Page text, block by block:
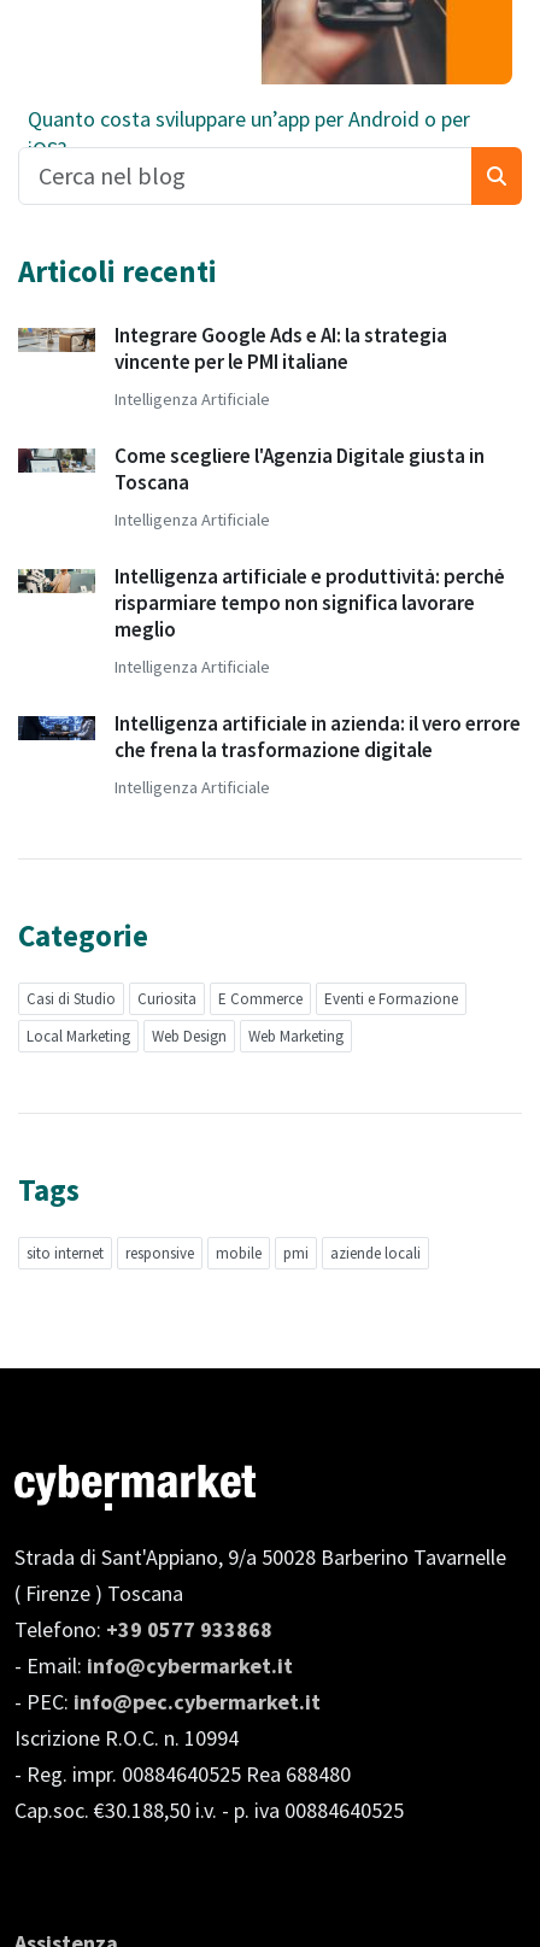
Quanto costa sviluppare un’app per Android o per
iOS?
Articoli recenti
Integrare Google Ads e AI: la strategia
vincente per le PMI italiane
Intelligenza Artificiale
Come scegliere l'Agenzia Digitale giusta in
Toscana
Intelligenza Artificiale
Intelligenza artificiale e produttività: perché
risparmiare tempo non significa lavorare
meglio
Intelligenza Artificiale
Intelligenza artificiale in azienda: il vero errore
che frena la trasformazione digitale
Intelligenza Artificiale
Categorie
Casi di Studio Curiosita E Commerce
Eventi e Formazione
Local Marketing
Web Design Web Marketing
Tags
sito internet responsive mobile pmi aziende locali
Strada di Sant'Appiano, 9/a 50028 Barberino Tavarnelle
( Firenze ) Toscana
Telefono: +39 0577 933868
- Email: info@cybermarket.it
- PEC: info@pec.cybermarket.it
Iscrizione R.O.C. n. 10994
- Reg. impr. 00884640525 Rea 688480
Cap.soc. €30.188,50 i.v. - p. iva 00884640525